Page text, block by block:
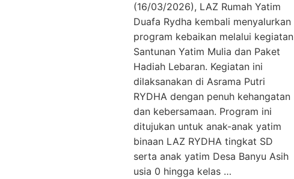
(16/03/2026), LAZ Rumah Yatim
Duafa Rydha kembali menyalurkan
program kebaikan melalui kegiatan
Santunan Yatim Mulia dan Paket
Hadiah Lebaran. Kegiatan ini
dilaksanakan di Asrama Putri
RYDHA dengan penuh kehangatan
dan kebersamaan. Program ini
ditujukan untuk anak-anak yatim
binaan LAZ RYDHA tingkat SD
serta anak yatim Desa Banyu Asih
usia 0 hingga kelas …